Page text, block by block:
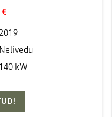
€
2019
Nelivedu
140 kW